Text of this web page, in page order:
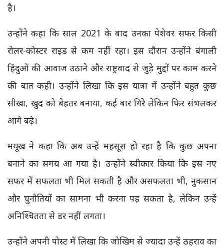
है।
उन्होंने कहा कि साल 2021 के बाद उनका पेशेवर सफर किसी
रोलर-कोस्टर राइड से कम नहीं रहा। इस दौरान उन्होंने बंगाली
हिंदुओं की आवाज उठाने और राष्ट्रवाद से जुड़े मुद्दों पर काम करने
की बात कही। उन्होंने लिखा कि इस यात्रा में उन्होंने बहुत कुछ
सीखा, खुद को बेहतर बनाया, कई बार गिरे लेकिन फिर संभलकर
आगे बढ़े।
मयूख ने कहा कि अब उन्हें महसूस हो रहा है कि कुछ अपना
बनाने का समय आ गया है। उन्होंने स्वीकार किया कि इस नए
सफर में सफलता भी मिल सकती है और असफलता भी, नुकसान
और चुनौतियों का सामना भी करना पड़ सकता है, लेकिन उन्हें
अनिश्चितता से डर नहीं लगता।
उन्होंने अपनी पोस्ट में लिखा कि जोखिम से ज्यादा उन्हें ठहराव का